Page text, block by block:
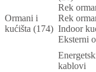
Ormani i
kućišta (174)
Rek
Rek
Indoor
Eksterni
kablovi